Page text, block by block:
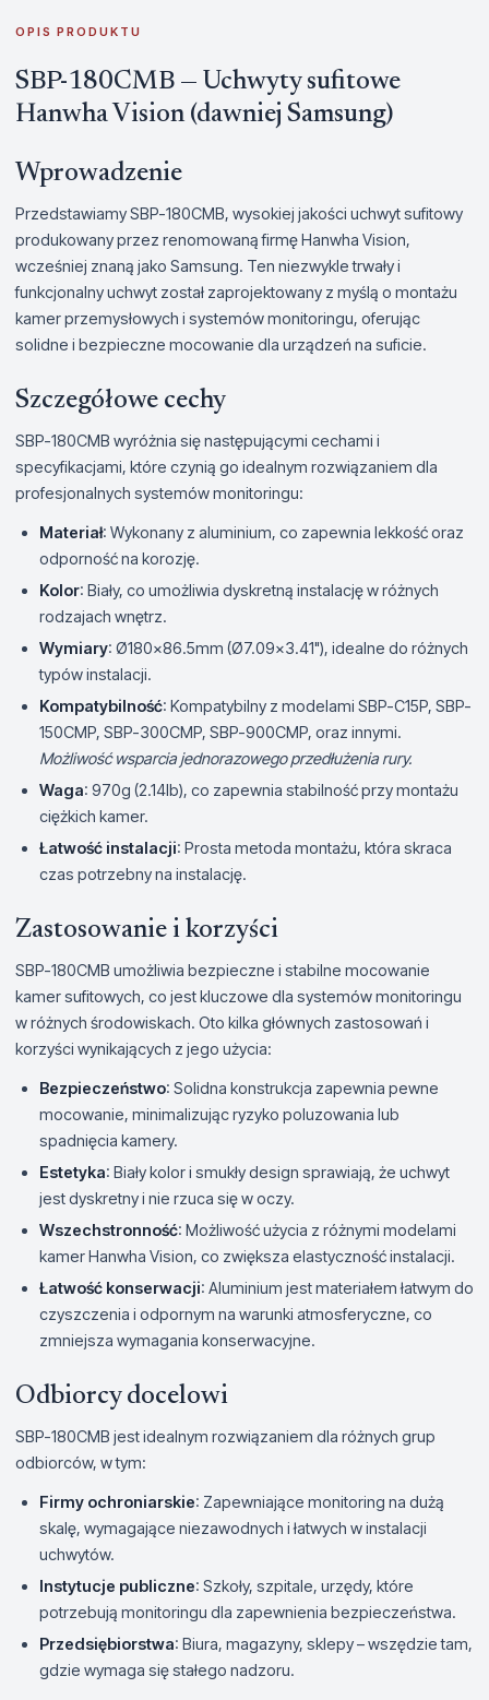
OPIS PRODUKTU
SBP-180CMB — Uchwyty sufitowe
Hanwha Vision (dawniej Samsung)
Wprowadzenie
Przedstawiamy SBP-180CMB, wysokiej jakości uchwyt sufitowy
produkowany przez renomowaną firmę Hanwha Vision,
wcześniej znaną jako Samsung. Ten niezwykle trwały i
funkcjonalny uchwyt został zaprojektowany z myślą o montażu
kamer przemysłowych i systemów monitoringu, oferując
solidne i bezpieczne mocowanie dla urządzeń na suficie.
Szczegółowe cechy
SBP-180CMB wyróżnia się następującymi cechami i
specyfikacjami, które czynią go idealnym rozwiązaniem dla
profesjonalnych systemów monitoringu:
Materiał: Wykonany z aluminium, co zapewnia lekkość oraz
odporność na korozję.
Kolor: Biały, co umożliwia dyskretną instalację w różnych
rodzajach wnętrz.
Wymiary: Ø180x86.5mm (Ø7.09x3.41"), idealne do różnych
typów instalacji.
Kompatybilność: Kompatybilny z modelami SBP-C15P, SBP-
150CMP, SBP-300CMP, SBP-900CMP, oraz innymi.
Możliwość wsparcia jednorazowego przedłużenia rury.
Waga: 970g (2.14lb), co zapewnia stabilność przy montażu
ciężkich kamer.
Łatwość instalacji: Prosta metoda montażu, która skraca
czas potrzebny na instalację.
Zastosowanie i korzyści
SBP-180CMB umożliwia bezpieczne i stabilne mocowanie
kamer sufitowych, co jest kluczowe dla systemów monitoringu
w różnych środowiskach. Oto kilka głównych zastosowań i
korzyści wynikających z jego użycia:
Bezpieczeństwo: Solidna konstrukcja zapewnia pewne
mocowanie, minimalizując ryzyko poluzowania lub
spadnięcia kamery.
Estetyka: Biały kolor i smukły design sprawiają, że uchwyt
jest dyskretny i nie rzuca się w oczy.
Wszechstronność: Możliwość użycia z różnymi modelami
kamer Hanwha Vision, co zwiększa elastyczność instalacji.
Łatwość konserwacji: Aluminium jest materiałem łatwym do
czyszczenia i odpornym na warunki atmosferyczne, co
zmniejsza wymagania konserwacyjne.
Odbiorcy docelowi
SBP-180CMB jest idealnym rozwiązaniem dla różnych grup
odbiorców, w tym:
Firmy ochroniarskie: Zapewniające monitoring na dużą
skalę, wymagające niezawodnych i łatwych w instalacji
uchwytów.
Instytucje publiczne: Szkoły, szpitale, urzędy, które
potrzebują monitoringu dla zapewnienia bezpieczeństwa.
Przedsiębiorstwa: Biura, magazyny, sklepy – wszędzie tam,
gdzie wymaga się stałego nadzoru.